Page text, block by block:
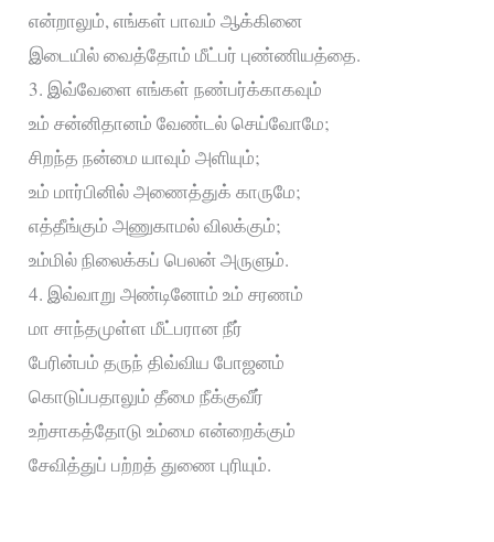
என்றாலும், எங்கள் பாவம் ஆக்கினை
இடையில் வைத்தோம் மீட்பர் புண்ணியத்தை.
3. இவ்வேளை எங்கள் நண்பர்க்காகவும்
உம் சன்னிதானம் வேண்டல் செய்வோமே;
சிறந்த நன்மை யாவும் அளியும்;
உம் மார்பினில் அணைத்துக் காருமே;
எத்தீங்கும் அணுகாமல் விலக்கும்;
உம்மில் நிலைக்கப் பெலன் அருளும்.
4. இவ்வாறு அண்டினோம் உம் சரணம்
மா சாந்தமுள்ள மீட்பரான நீர்
பேரின்பம் தருந் திவ்விய போஜனம்
கொடுப்பதாலும் தீமை நீக்குவீர்
உற்சாகத்தோடு உம்மை என்றைக்கும்
சேவித்துப் பற்றத் துணை புரியும்.